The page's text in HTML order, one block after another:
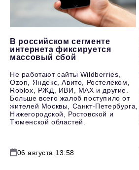
В российском сегменте
интернета фиксируется
массовый сбой
Не работают сайты Wildberries,
Ozon, Яндекс, Авито, Ростелеком,
Roblox, РЖД, ИВИ, MAX и другие.
Больше всего жалоб поступило от
жителей Москвы, Санкт-Петербурга,
Нижегородской, Ростовской и
Тюменской областей.
06 августа 13:58